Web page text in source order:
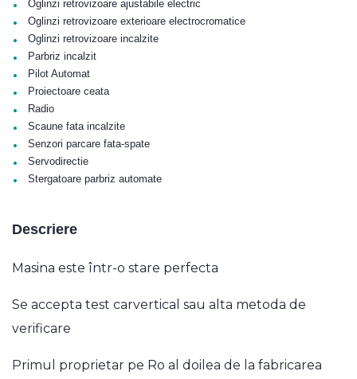
Oglinzi retrovizoare ajustabile electric
• Oglinzi retrovizoare exterioare electrocromatice
• Oglinzi retrovizoare incalzite
• Parbriz incalzit
• Pilot Automat
• Proiectoare ceata
• Radio
• Scaune fata incalzite
• Senzori parcare fata-spate
• Servodirectie
• Stergatoare parbriz automate
Descriere
Masina este într-o stare perfecta
Se accepta test carvertical sau alta metoda de
verificare
Primul proprietar pe Ro al doilea de la fabricarea